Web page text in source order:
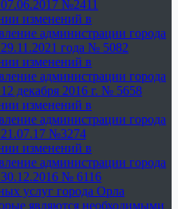
№2411
изменений в
администрации города
года № 5082
изменений в
администрации города
декабря 2016 г. № 5658
изменений в
администрации города
№3274
изменений в
администрации города
№ 6116
услуг города Орла
являются необходимыми